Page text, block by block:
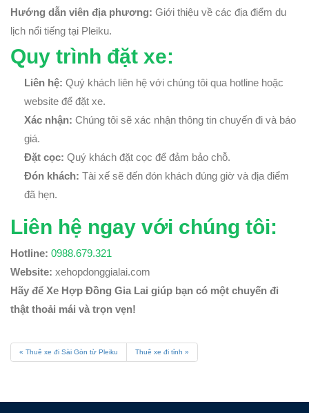
Hướng dẫn viên địa phương: Giới thiệu về các địa điểm du
lịch nổi tiếng tại Pleiku.
Quy trình đặt xe:
Liên hệ: Quý khách liên hệ với chúng tôi qua hotline hoặc
website để đặt xe.
Xác nhận: Chúng tôi sẽ xác nhận thông tin chuyến đi và báo
giá.
Đặt cọc: Quý khách đặt cọc để đảm bảo chỗ.
Đón khách: Tài xế sẽ đến đón khách đúng giờ và địa điểm
đã hẹn.
Liên hệ ngay với chúng tôi:
Hotline: 0988.679.321
Website: xehopdonggialai.com
Hãy để Xe Hợp Đồng Gia Lai giúp bạn có một chuyến đi
thật thoải mái và trọn vẹn!
Thuê xe đi Sài Gòn từ Pleiku Thuê xe đi tỉnh